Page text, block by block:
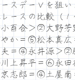
スデーＶを狙い
ースの比較（
百合＞②大野
か＝⑤松本真
＝④永井源＞②
上昇平＝⑥永田
志郎＝④土屋